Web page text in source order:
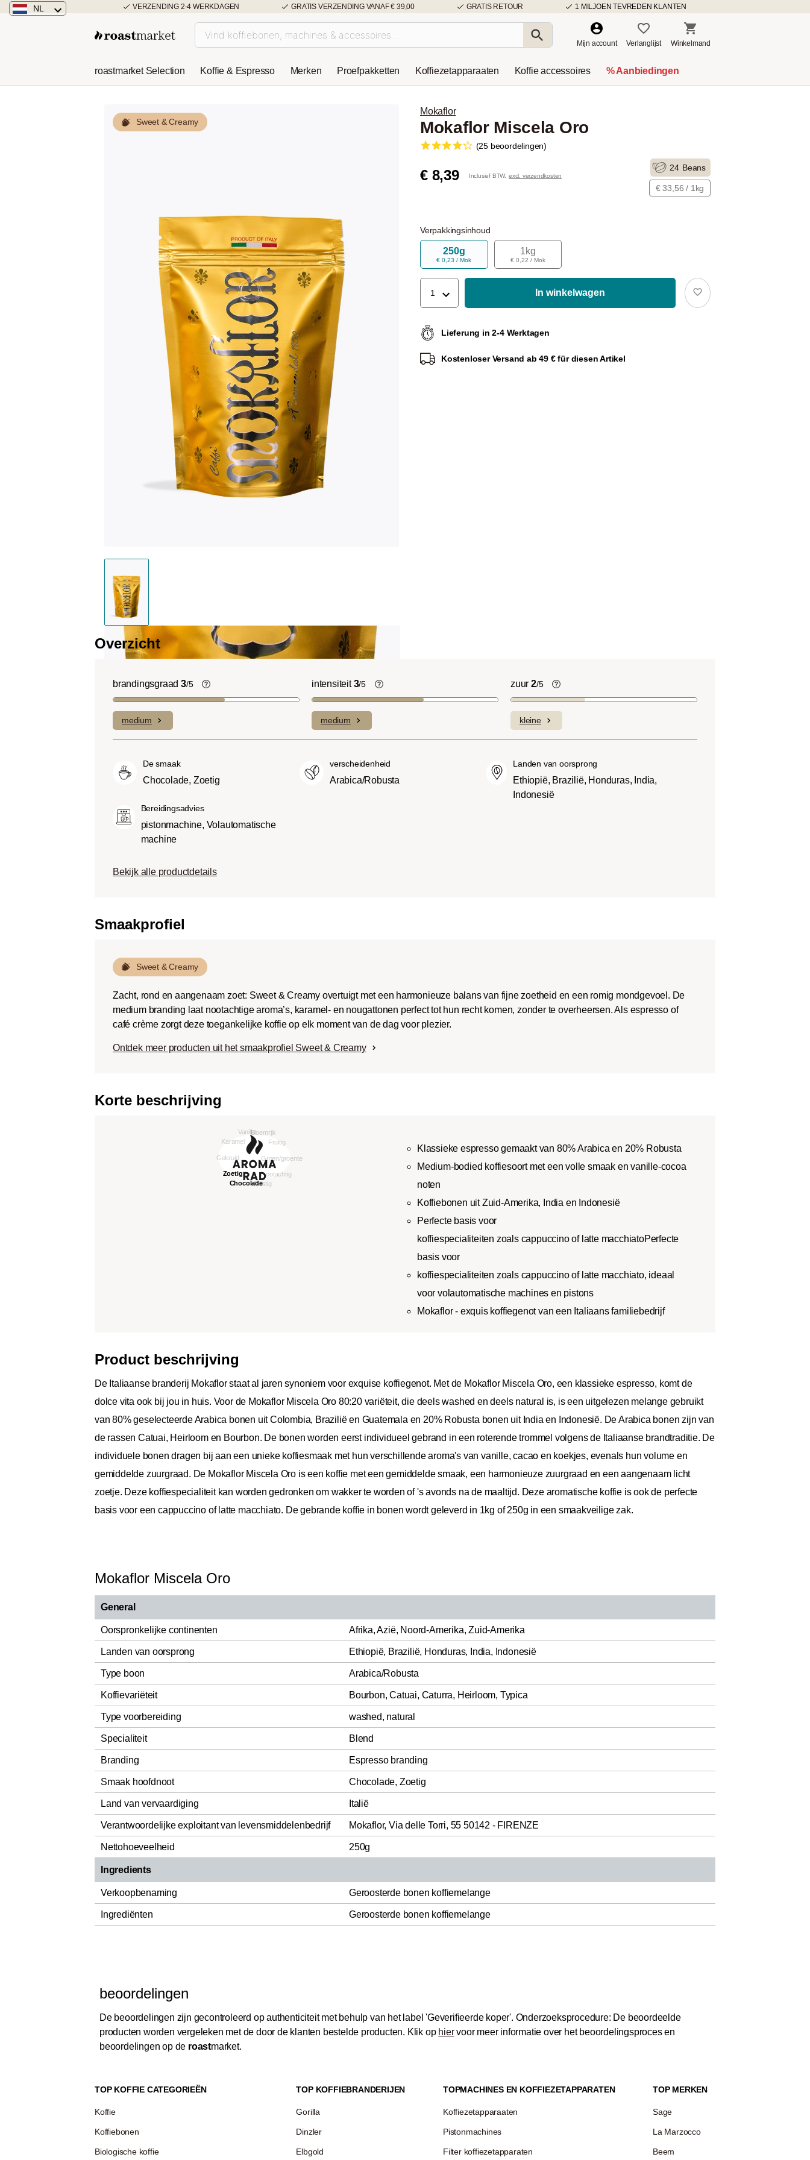
VERZENDING 2-4 WERKDAGEN GRATIS VERZENDING VANAF € 39,00 GRATIS RETOUR 1 MILJOEN TEVREDEN KLANTEN
NL
Österreich
Mijn account Verlanglijst Winkelmand
roastmarket Selection Koffie & Espresso Merken Proefpakketten Koffiezetapparaaten Koffie accessoires % Aanbiedingen
Sweet & Creamy
Mokaflor
Mokaflor Miscela Oro
(25 beoordelingen)
€ 8,39 Inclusief BTW. excl. verzendkosten
24 Beans
€ 33,56 / 1kg
Verpakkingsinhoud
250g
€ 0,23 / Mok
1kg
€ 0,22 / Mok
1 In winkelwagen
Lieferung in 2-4 Werktagen
Kostenloser Versand ab 49 € für diesen Artikel
Overzicht
brandingsgraad 3/5
Light roast (licht Cinnamon Roast):
Uitgesproken fruitige smaken en
complexe zuren domineren met een
Medium roast (American of City
Roast):
Iets zoeter en minder zuur dan
Dark roast (French-/Italian):
medium
intensiteit3/5
De individuele smaken van de gebruikte
bonen bepalen de intensiteit van een
variëteit, die licht en delicaat (1) of
smaken.
medium
zuur 2/5
Koffiebonen bevatten, net als veel ander
van verschillende factoren, zoals het
herkomst en vooral het brandproces.
kleine
De smaak
Chocolade, Zoetig
verscheidenheid
Arabica/Robusta
Landen van oorsprong
Ethiopië, Brazilië, Honduras, India,
Indonesië
Bereidingsadvies
pistonmachine, Volautomatische
machine
Bekijk alle productdetails
Smaakprofiel
Sweet & Creamy
Zacht, rond en aangenaam zoet: Sweet & Creamy overtuigt met een harmonieuze balans van fijne zoetheid en een romig mondgevoel. De
medium branding laat nootachtige aroma’s, karamel- en nougattonen perfect tot hun recht komen, zonder te overheersen. Als espresso of
café crème zorgt deze toegankelijke koffie op elk moment van de dag voor plezier.
Ontdek meer producten uit het smaakprofiel Sweet & Creamy
Korte beschrijving
Klassieke espresso gemaakt van 80% Arabica en 20% Robusta
Medium-bodied koffiesoort met een volle smaak en vanille-cocoa
noten
Koffiebonen uit Zuid-Amerika, India en Indonesië
Perfecte basis voor
koffiespecialiteiten zoals cappuccino of latte macchiatoPerfecte
basis voor
koffiespecialiteiten zoals cappuccino of latte macchiato, ideaal
voor volautomatische machines en pistons
Mokaflor - exquis koffiegenot van een Italiaans familiebedrijf
Product beschrijving
De Italiaanse branderij Mokaflor staat al jaren synoniem voor exquise koffiegenot. Met de Mokaflor Miscela Oro, een klassieke espresso, komt de
dolce vita ook bij jou in huis. Voor de Mokaflor Miscela Oro 80:20 variëteit, die deels washed en deels natural is, is een uitgelezen melange gebruikt
van 80% geselecteerde Arabica bonen uit Colombia, Brazilië en Guatemala en 20% Robusta bonen uit India en Indonesië. De Arabica bonen zijn van
de rassen Catuai, Heirloom en Bourbon. De bonen worden eerst individueel gebrand in een roterende trommel volgens de Italiaanse brandtraditie. De
individuele bonen dragen bij aan een unieke koffiesmaak met hun verschillende aroma's van vanille, cacao en koekjes, evenals hun volume en
gemiddelde zuurgraad. De Mokaflor Miscela Oro is een koffie met een gemiddelde smaak, een harmonieuze zuurgraad en een aangenaam licht
zoetje. Deze koffiespecialiteit kan worden gedronken om wakker te worden of 's avonds na de maaltijd. Deze aromatische koffie is ook de perfecte
basis voor een cappuccino of latte macchiato. De gebrande koffie in bonen wordt geleverd in 1kg of 250g in een smaakveilige zak.
Mokaflor Miscela Oro
General
Oorspronkelijke continenten Afrika, Azië, Noord-Amerika, Zuid-Amerika
Landen van oorsprong Ethiopië, Brazilië, Honduras, India, Indonesië
Type boon Arabica/Robusta
Koffievariëteit Bourbon, Catuai, Caturra, Heirloom, Typica
Type voorbereiding washed, natural
Specialiteit Blend
Branding Espresso branding
Smaak hoofdnoot Chocolade, Zoetig
Land van vervaardiging Italië
Verantwoordelijke exploitant van levensmiddelenbedrijf Mokaflor, Via delle Torri, 55 50142 - FIRENZE
Nettohoeveelheid 250g
Ingredients
Verkoopbenaming Geroosterde bonen koffiemelange
Ingrediënten Geroosterde bonen koffiemelange
beoordelingen
De beoordelingen zijn gecontroleerd op authenticiteit met behulp van het label 'Geverifieerde koper'. Onderzoeksprocedure: De beoordeelde
producten worden vergeleken met de door de klanten bestelde producten. Klik op hiervoor meer informatie over het beoordelingsproces en
beoordelingen op de roastmarket.
TOP KOFFIE CATEGORIEËN
Koffie
Koffiebonen
Biologische koffie
TOP KOFFIEBRANDERIJEN
Gorilla
Dinzler
Elbgold
TOPMACHINES EN KOFFIEZETAPPARATEN
Koffiezetapparaaten
Pistonmachines
Filter koffiezetapparaten
TOP MERKEN
Sage
La Marzocco
Beem